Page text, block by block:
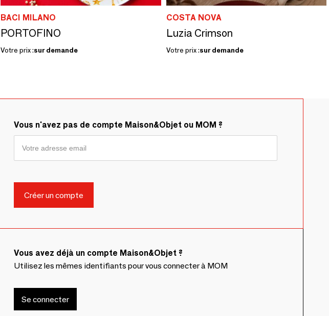
BACI MILANO
PORTOFINO
Votre prix :sur demande
COSTA NOVA
Luzia Crimson
Votre prix :sur demande
Vous n'avez pas de compte Maison&Objet ou MOM ?
Vous avez déjà un compte Maison&Objet ?
Utilisez les mêmes identifiants pour vous connecter à MOM
Se connecter